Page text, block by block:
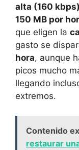
alta (160 kbps)
150 MB por
que eligen la
gasto se
hora, aunque
picos mucho
llegando
extremos.
Contenido
restaurar